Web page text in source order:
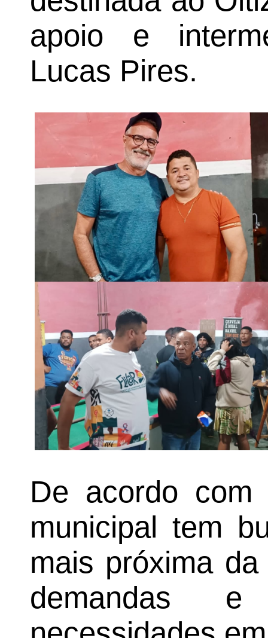
apoio e
Lucas Pires.
De acordo
municipal tem
mais próxima
demandas e